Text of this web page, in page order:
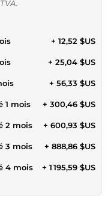
+ 12,52 $US
+ 25,04 $US
+ 56,33 $US
1 mois + 300,46 $US
2 mois + 600,93 $US
3 mois + 888,86 $US
4 mois + 1 195,59 $US